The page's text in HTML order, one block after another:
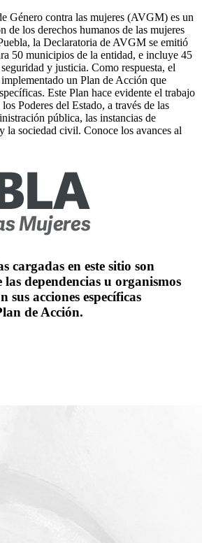
Género contra las mujeres (AVGM) es un
de los derechos humanos de las mujeres
la Declaratoria de AVGM se emitió
50 municipios de la entidad, e incluye 45
y justicia. Como respuesta, el
un Plan de Acción que
Este Plan hace evidente el trabajo
Poderes del Estado, a través de las
pública, las instancias de
la sociedad civil. Conoce los avances al
cargadas en este sitio son
dependencias u organismos
sus acciones específicas
de Acción.